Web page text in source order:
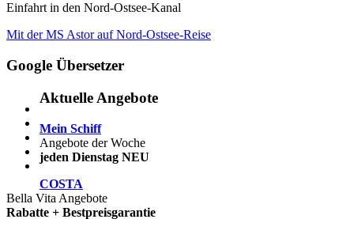
Einfahrt in den Nord-Ostsee-Kanal
Beitragsnavigation
Vorheriger
Mit der MS Astor auf Nord-Ostsee-Reise
Google Übersetzer
Aktuelle Angebote
Mein Schiff
Angebote der Woche
jeden Dienstag NEU
COSTA
Bella Vita Angebote
Rabatte + Bestpreisgarantie